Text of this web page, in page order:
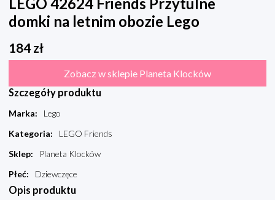
domki na letnim obozie Lego
184 zł
Zobacz w sklepie Planeta Klocków
Szczegóły produktu
Marka:
Lego
Kategoria:
LEGO Friends
Sklep:
Planeta Klocków
Płeć: Dziewczęce
Opis produktu